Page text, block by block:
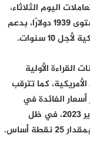
اليوم الثلاثاء،
في ظل ارتفاع الأوقية بالبورصة العالمية لمستوى 1939 دولارًا، بدعم
10 سنوات.
الأولية
كما تترقب
الفائدة في
اجتماعه المقبل يومي 31 يناير والأول من فبراير 2023، في ظل
أساس.